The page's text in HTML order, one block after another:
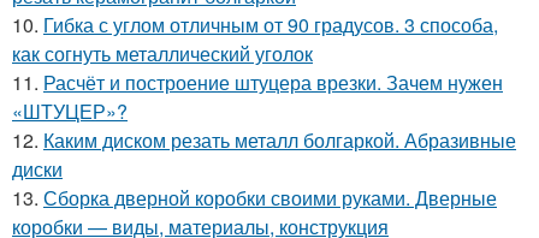
10. Гибка с углом отличным от 90 градусов. 3 способа,
как согнуть металлический уголок
11. Расчёт и построение штуцера врезки. Зачем нужен
«ШТУЦЕР»?
12. Каким диском резать металл болгаркой. Абразивные
диски
13. Сборка дверной коробки своими руками. Дверные
коробки — виды, материалы, конструкция